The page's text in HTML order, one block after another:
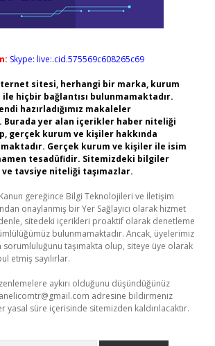
Skype: live:.cid.575569c608265c69
sitesi, herhangi bir marka, kurum
hiçbir bağlantısı bulunmamaktadır.
hazırladığımız makaleler
Burada yer alan içerikler haber niteliği
gerçek kurum ve kişiler hakkında
Gerçek kurum ve kişiler ile isim
tesadüfidir. Sitemizdeki bilgiler
tavsiye niteliği taşımazlar.
Kanun gereğince Bilgi Teknolojileri ve İletişim
onaylanmış bir Yer Sağlayıcı olarak hizmet
sitedeki içerikleri proaktif olarak denetleme
bulunmamaktadır. Ancak, üyelerimiz
sorumluluğunu taşımakta olup, siteye üye olarak
etmiş sayılırlar.
aykırı olduğunu düşündüğünüz
adresine bildirmeniz
yasal süre içerisinde sitemizden kaldırılacaktır.